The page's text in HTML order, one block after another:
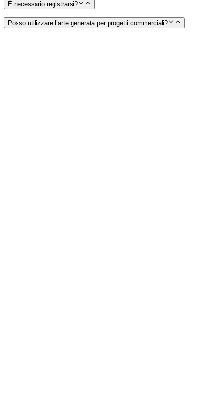
È necessario registrarsi?
Posso utilizzare l’arte generata per progetti commerciali?